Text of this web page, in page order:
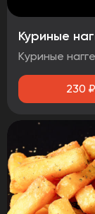
Куриные
Куриные
230 ₽